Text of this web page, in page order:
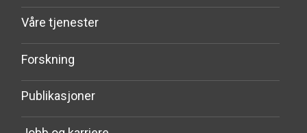
Våre tjenester
Forskning
Publikasjoner